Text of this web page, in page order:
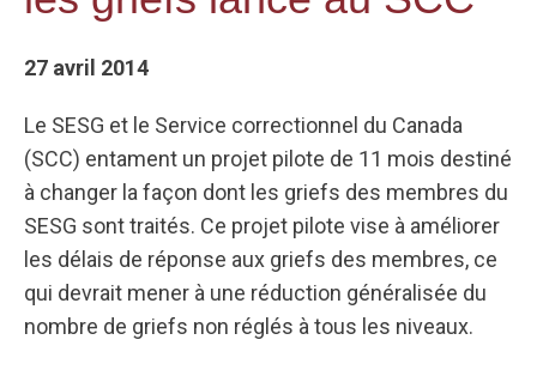
27 avril 2014
Le SESG et le Service correctionnel du Canada
(SCC) entament un projet pilote de 11 mois destiné
à changer la façon dont les griefs des membres du
SESG sont traités. Ce projet pilote vise à améliorer
les délais de réponse aux griefs des membres, ce
qui devrait mener à une réduction généralisée du
nombre de griefs non réglés à tous les niveaux.